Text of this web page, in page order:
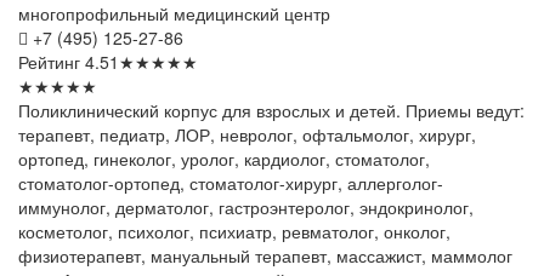
многопрофильный медицинский центр
+7 (495) 125-27-86
Рейтинг 4.51 ★★★★★
★★★★★
Поликлинический корпус для взрослых и детей. Приемы ведут:
терапевт, педиатр, ЛОР, невролог, офтальмолог, хирург,
ортопед, гинеколог, уролог, кардиолог, стоматолог,
стоматолог-ортопед, стоматолог-хирург, аллерголог-
иммунолог, дерматолог, гастроэнтеролог, эндокринолог,
косметолог, психолог, психиатр, ревматолог, онколог,
физиотерапевт, мануальный терапевт, массажист, маммолог